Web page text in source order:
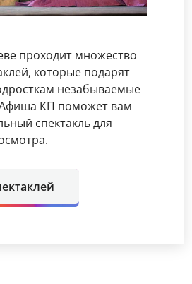
проходит множество
которые подарят
незабываемые
КП поможет вам
спектакль для